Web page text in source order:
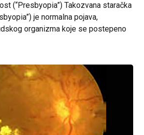
(“Presbyopia”) Takozvana staračka
je normalna pojava,
organizma koje se postepeno
manifestuje pogoršanjem
jasno fokusira pri radu ili čitanju na
mišića […]